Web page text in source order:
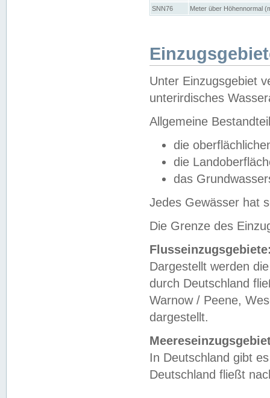
SNN76
Meter über Höhennormal
Unter Einzugsgebiet
unterirdisches
Allgemeine
die
die
das
Jedes Gewässer hat
Die Grenze des
Dargestellt werden
durch Deutschland
Warnow / Peene,
dargestellt.
In Deutschland gibt
Deutschland fließt